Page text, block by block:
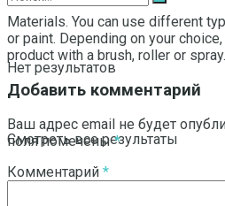
Нет результатов
Смотреть все результаты
Materials. You can use different
or paint. Depending on your
product with a brush, roller or spray.
Добавить комментарий
Ваш адрес email не будет
поля помечены*
Комментарий *